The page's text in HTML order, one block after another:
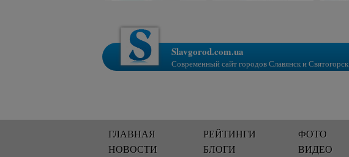
Slavgorod.com.ua
Современный сайт городов Славянск и Святогорск
ГЛАВНАЯ
НОВОСТИ
РЕЙТИНГИ
БЛОГИ
ФОТО
ВИДЕО